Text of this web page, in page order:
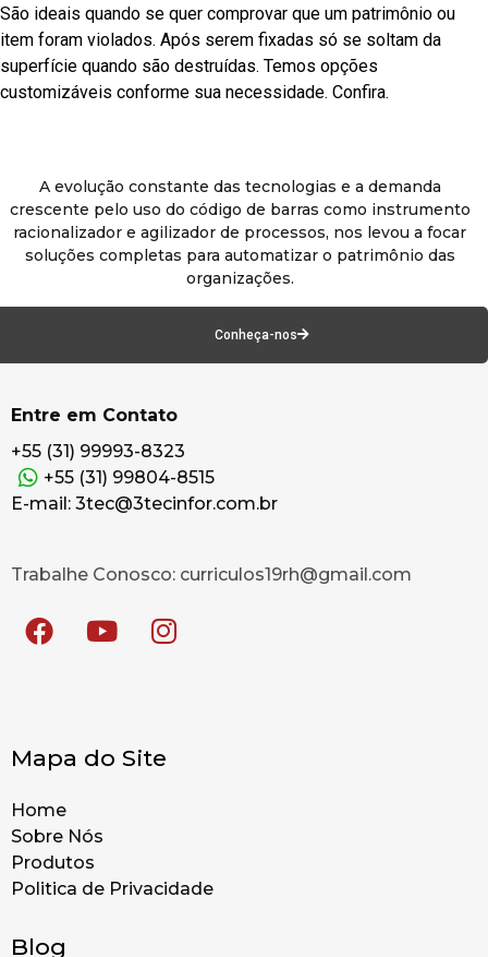
São ideais quando se quer comprovar que um patrimônio ou
item foram violados. Após serem fixadas só se soltam da
superfície quando são destruídas. Temos opções
customizáveis conforme sua necessidade. Confira.
A evolução constante das tecnologias e a demanda
crescente pelo uso do código de barras como instrumento
racionalizador e agilizador de processos, nos levou a focar
soluções completas para automatizar o patrimônio das
organizações.
Conheça-nos
Entre em Contato
+55 (31) 99993-8323
+55 (31) 99804-8515
E-mail: 3tec@3tecinfor.com.br
Trabalhe Conosco: curriculos19rh@gmail.com
Mapa do Site
Home
Sobre Nós
Produtos
Politica de Privacidade
Blog